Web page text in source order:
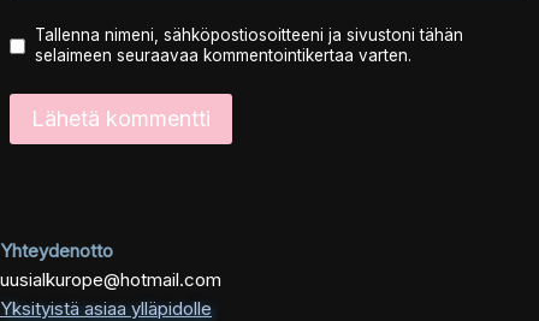
Tallenna nimeni, sähköpostiosoitteeni ja sivustoni tähän
selaimeen seuraavaa kommentointikertaa varten.
Yhteydenotto
uusialkurope@hotmail.com
Yksityistä asiaa ylläpidolle